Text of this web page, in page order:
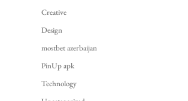
Creative
Design
mostbet azerbaijan
PinUp apk
Technology